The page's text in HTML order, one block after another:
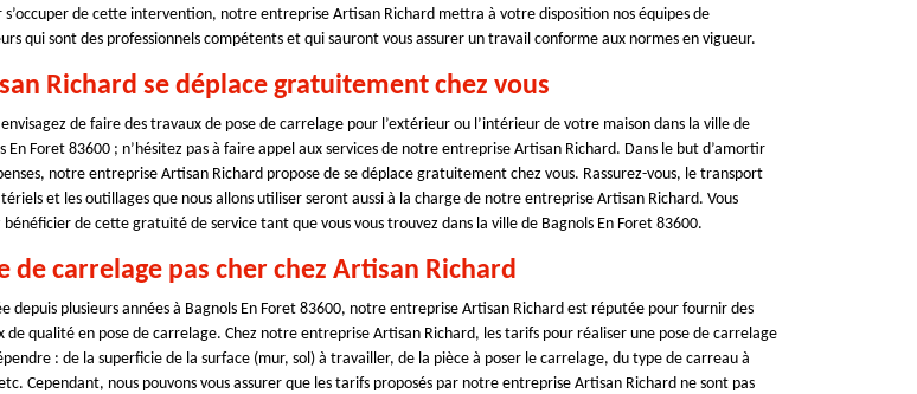
s’occuper de cette intervention, notre entreprise Artisan Richard mettra à votre disposition nos équipes de
qui sont des professionnels compétents et qui sauront vous assurer un travail conforme aux normes en vigueur.
Richard se déplace gratuitement chez vous
envisagez de faire des travaux de pose de carrelage pour l’extérieur ou l’intérieur de votre maison dans la ville de
En Foret 83600 ; n’hésitez pas à faire appel aux services de notre entreprise Artisan Richard. Dans le but d’amortir
notre entreprise Artisan Richard propose de se déplace gratuitement chez vous. Rassurez-vous, le transport
et les outillages que nous allons utiliser seront aussi à la charge de notre entreprise Artisan Richard. Vous
bénéficier de cette gratuité de service tant que vous vous trouvez dans la ville de Bagnols En Foret 83600.
de carrelage pas cher chez Artisan Richard
depuis plusieurs années à Bagnols En Foret 83600, notre entreprise Artisan Richard est réputée pour fournir des
de qualité en pose de carrelage. Chez notre entreprise Artisan Richard, les tarifs pour réaliser une pose de carrelage
: de la superficie de la surface (mur, sol) à travailler, de la pièce à poser le carrelage, du type de carreau à
Cependant, nous pouvons vous assurer que les tarifs proposés par notre entreprise Artisan Richard ne sont pas